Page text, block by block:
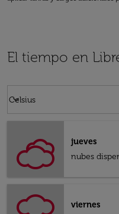
El tiempo en
Celsius
keyboard_arrow_down
jueves
nubes
viernes